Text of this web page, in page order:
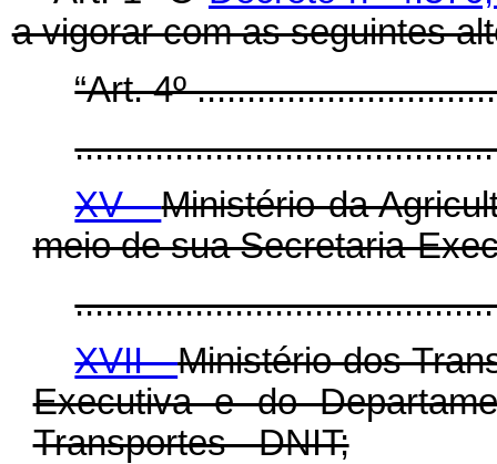
a vigorar com as seguintes
“Art. 4º
XV -Ministério da
meio de sua Secretaria-
XVII -Ministério dos
Executiva e do
Transportes - DNIT;